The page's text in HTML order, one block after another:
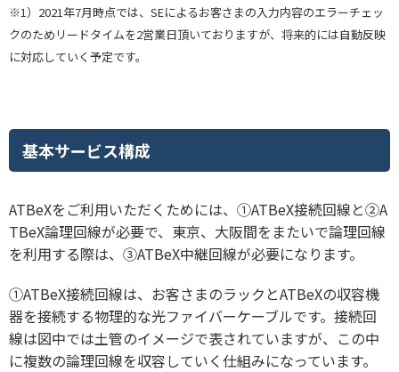
※1）2021年7月時点では、SEによるお客さまの入力内容のエラーチェッ
クのためリードタイムを2営業日頂いておりますが、将来的には自動反映
に対応していく予定です。
基本サービス構成
ATBeXをご利用いただくためには、①ATBeX接続回線と②A
TBeX論理回線が必要で、東京、大阪間をまたいで論理回線
を利用する際は、③ATBeX中継回線が必要になります。
①ATBeX接続回線は、お客さまのラックとATBeXの収容機
器を接続する物理的な光ファイバーケーブルです。接続回
線は図中では土管のイメージで表されていますが、この中
に複数の論理回線を収容していく仕組みになっています。